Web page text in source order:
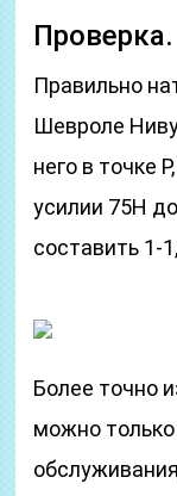
Проверка.
Правильно
Шевроле
него в точке
усилии 75Н
составить 1-
Более точно
можно только